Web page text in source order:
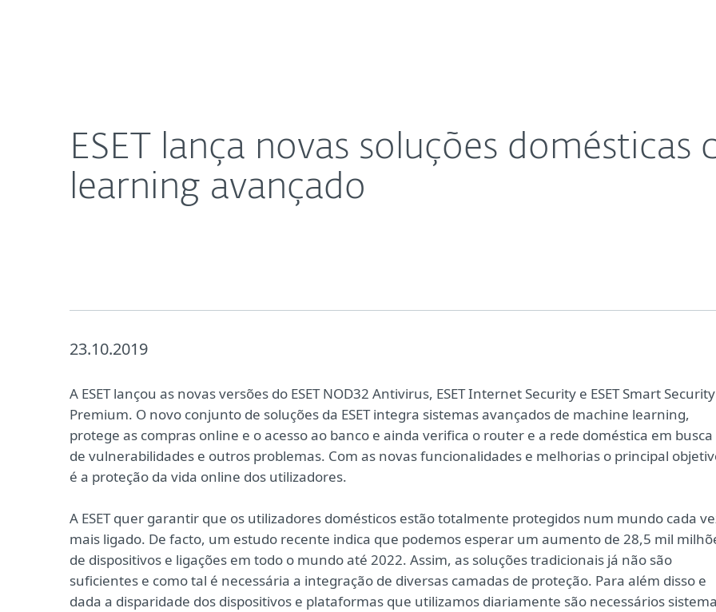
ESET lança novas soluções domésticas
learning avançado
23.10.2019
A ESET lançou as novas versões do ESET NOD32 Antivirus, ESET Internet Security e ESET Smart Security
Premium. O novo conjunto de soluções da ESET integra sistemas avançados de machine learning,
protege as compras online e o acesso ao banco e ainda verifica o router e a rede doméstica em busca
de vulnerabilidades e outros problemas. Com as novas funcionalidades e melhorias o principal
é a proteção da vida online dos utilizadores.
A ESET quer garantir que os utilizadores domésticos estão totalmente protegidos num mundo cada
mais ligado. De facto, um estudo recente indica que podemos esperar um aumento de 28,5 mil
de dispositivos e ligações em todo o mundo até 2022. Assim, as soluções tradicionais já não são
suficientes e como tal é necessária a integração de diversas camadas de proteção. Para além disso e
dada a disparidade dos dispositivos e plataformas que utilizamos diariamente são necessários